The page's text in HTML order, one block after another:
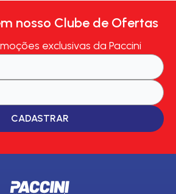
nosso Clube de Ofertas
exclusivas da Paccini
CADASTRAR